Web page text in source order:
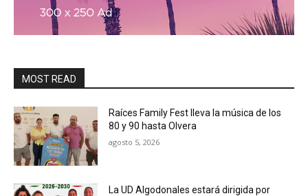
MOST READ
Raíces Family Fest lleva la música de los
80 y 90 hasta Olvera
agosto 5, 2026
La UD Algodonales estará dirigida por